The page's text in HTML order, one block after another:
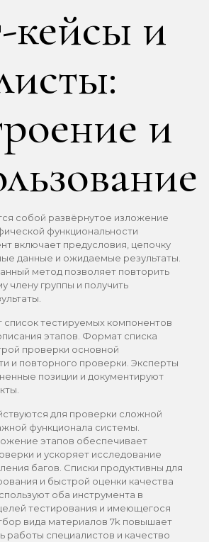
кейсы и
и
собой развёрнутое изложение
функциональности
включает предусловия, цепочку
данные и ожидаемые результаты.
метод позволяет повторить
члену группы и получить
список тестируемых компонентов
этапов. Формат списка
проверки основной
и повторного проверки. Эксперты
позиции и документируют
для проверки сложной
функционала системы.
этапов обеспечивает
и ускоряет исследование
багов. Списки продуктивны для
и быстрой оценки качества
оба инструмента в
тестирования и имеющегося
вида материалов 7k повышает
работы специалистов и качество